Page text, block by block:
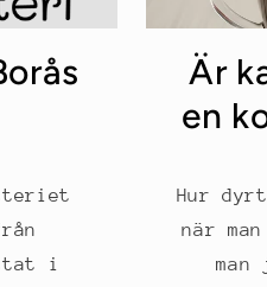
i
Är
en
Hur
när
man